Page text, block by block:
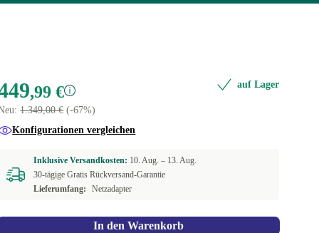
,99 €
1.349,00 €(-67%)
auf Lager
Konfigurationen vergleichen
Inklusive Versandkosten: 10. Aug. – 13. Aug.
30-tägige Gratis Rückversand-Garantie
Lieferumfang:
Netzadapter
In den Warenkorb